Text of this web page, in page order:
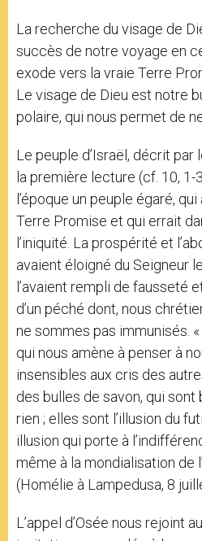
La recherche du visage de
succès de notre voyage en
exode vers la vraie Terre
Le visage de Dieu est notre
polaire, qui nous permet de
Le peuple d’Israël, décrit par
la première lecture (cf. 10, 1-
l’époque un peuple égaré,
Terre Promise et qui errait
l’iniquité. La prospérité et
avaient éloigné du Seigneur
l’avaient rempli de fausseté
d’un péché dont, nous
ne sommes pas immunisés.
qui nous amène à penser à
insensibles aux cris des
des bulles de savon, qui sont
rien ; elles sont l’illusion du
illusion qui porte à
même à la mondialisation de
(Homélie à Lampedusa, 8
L’appel d’Osée nous rejoint